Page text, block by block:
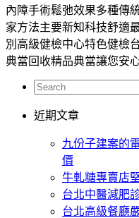
內障手術鬆弛效果多種傳
家方法主要新知科技舒適
別高級健檢中心特色健檢
典當回收精品典當讓您安
近期文章
九份子建案的
價
牛軋糖專賣店
台北中醫減肥
台北高級餐廳